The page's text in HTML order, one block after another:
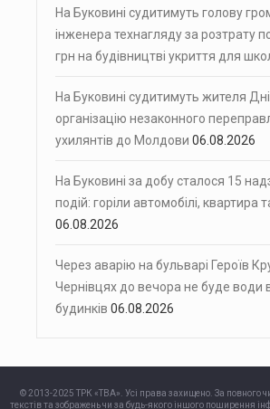
На Буковині судитимуть голову
інженера технагляду за розтрату
грн на будівництві укриття для
На Буковині судитимуть жителя
організацію незаконного
ухилянтів до Молдови 06.08.2026
На Буковині за добу сталося 15
подій: горіли автомобілі, квартира
06.08.2026
Через аварію на бульварі Героїв
Чернівцях до вечора не буде води
будинків 06.08.2026
© 2013-2025 ТРК «ТВА». Усі права захищено. За повного
текстів та зображень чи за будь-якого іншого поширення